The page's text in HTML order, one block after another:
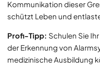
Kommunikation dieser
schützt Leben und
Profi-Tipp: Schulen Sie
der Erkennung von
medizinische Ausbildung